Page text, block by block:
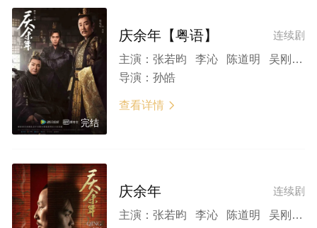
完结
连续剧
庆余年【粤语】
主演： 张若昀 李沁 陈道明 吴刚 李小冉
导演： 孙皓
查看详情 
连续剧
庆余年
主演： 张若昀 李沁 陈道明 吴刚 于荣光 辛芷蕾 宋轶 刘桦 田雨 郭麒麟 肖战 李小冉